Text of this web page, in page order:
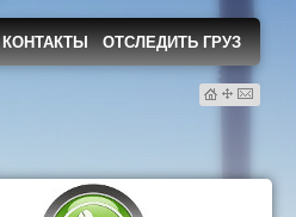
КОНТАКТЫ ОТСЛЕДИТЬ ГРУЗ
сайта